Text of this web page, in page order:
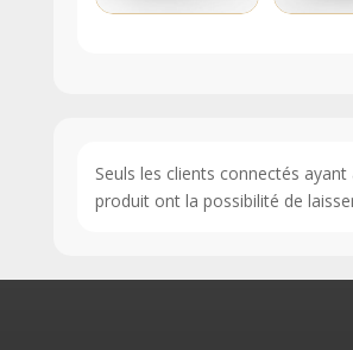
Seuls les clients connectés ayant
produit ont la possibilité de